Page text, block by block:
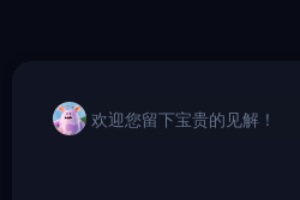
欢迎您留下宝贵的见解！